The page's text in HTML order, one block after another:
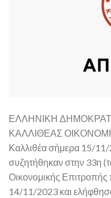
ΕΛΛΗΝΙΚΗ
ΚΑΛΛΙΘΕΑΣ
Καλλιθέα σήμερα 15/11/
συζητήθηκαν στην 33η
Οικονομικής
14/11/2023 και